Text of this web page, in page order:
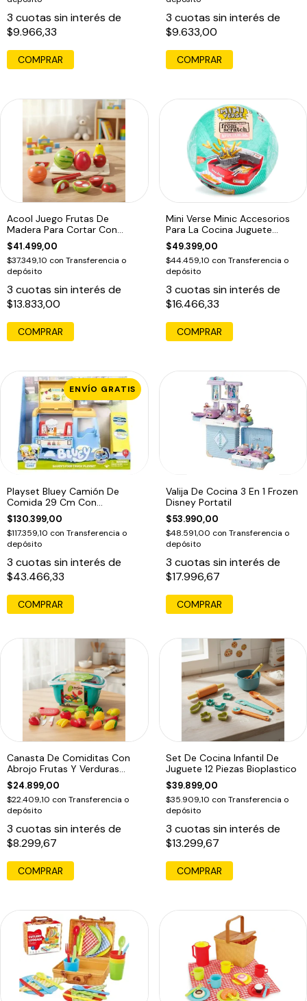
3 cuotas sin interés de
$9.966,33
COMPRAR
3 cuotas sin interés de
$9.633,00
Acool Juego Frutas De
Madera Para Cortar Con
Velcro
$41.499,00
$37.349,10 con Transferencia o
depósito
3 cuotas sin interés de
$13.833,00
Mini Verse Minic Accesorios
Para La Cocina Juguete
Sorpresa
$49.399,00
$44.459,10 con Transferencia o
depósito
3 cuotas sin interés de
$16.466,33
ENVÍO GRATIS
Playset Bluey Camión De
Comida 29 Cm Con
Accesorios
$130.399,00
$117.359,10 con Transferencia o
depósito
3 cuotas sin interés de
$43.466,33
COMPRAR
Valija De Cocina 3 En 1 Frozen
Disney Portatil
$53.990,00
$48.591,00 con Transferencia o
depósito
3 cuotas sin interés de
$17.996,67
COMPRAR
Canasta De Comiditas Con
Abrojo Frutas Y Verduras
Kitchen
$24.899,00
$22.409,10 con Transferencia o
depósito
3 cuotas sin interés de
$8.299,67
Set De Cocina Infantil De
Juguete 12 Piezas Bioplastico
$39.899,00
$35.909,10 con Transferencia o
depósito
3 cuotas sin interés de
$13.299,67
COMPRAR